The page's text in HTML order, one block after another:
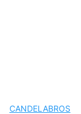
CANDELABROS